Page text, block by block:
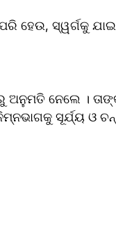
ହେଉ, ସ୍ୱର୍ଗକୁ
ଅନୁମତି ନେଲେ ।
ନିମ୍ନଭାଗକୁ ସୂର୍ଯ୍ୟ